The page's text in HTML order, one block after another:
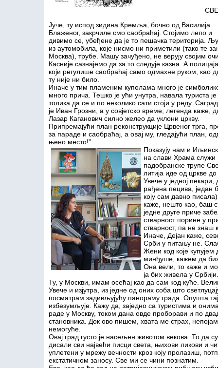
Јуче, ту испод зидина Кремља, бочно од Василија
Блаженог, закрчиле смо саобраћај. Стојимо лепо и
дивимо се, убеђене да је то пешачка територија.
из аутомобила, које нисмо ни приметили (тако те
Москва), трубе. Машу зачуђено, не верују својим
Касније сазнајемо да за то следује казна. А
који регулише саобраћај само одмахне руком, као
ту није ни било.
Иначе у тим пламеним куполама много је
много прича. Тешко је ући унутра, навала туриста је
толика да се и по неколико сати стоји у реду.
је Иван Грозни, а у совјетско време, легенда каже,
Лазар Каганович силно желео да уклони цркву.
Припремајући план реконструкције Црвеног трга,
за параде и саобраћај, а овај му, гледајући план,
њено место!”
Показују нам и
на слави Храма
падобранске трупе
литија иде од цркве
Увече у једној
рађена пецива, један
коју сам давно
каже, нешто као, баш
једне друге приче
стварност порине у
стварност, па не знаш
Иначе, Дејан каже,
Срби у питању не.
Жени код које купујем
минђуше, кажем да
Она вели, то каже и
ја бих живела у
Ту, у Москви, имам осећај као да сам код куће.
Увече и изјутра, из једне од оних соба што
посматрам задивљујућу панораму града. Опушта
избезумљује. Кажу да, заједно са туристима и
раде у Москву, током дана овде проборави и по
становника. Док ово пишем, хвата ме страх,
немогуће.
Овај град густо је насељен животом векова. То да
дисали сви највећи писци света, њихови ликови и
уплетени у мрежу вечности кроз коју пролазиш,
екстатичном заносу. Све ми се чини познатим.